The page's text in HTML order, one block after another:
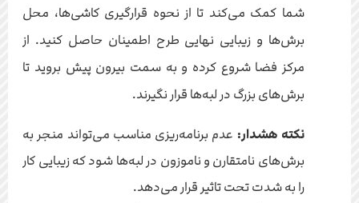
شما کمک می‌کند تا از نحوه قرارگیری کاشی‌ها، محل
برش‌ها و زیبایی نهایی طرح اطمینان حاصل کنید. از
مرکز فضا شروع کرده و به سمت بیرون پیش بروید تا
برش‌های بزرگ در لبه‌ها قرار نگیرند.
نکته هشدار: عدم برنامه‌ریزی مناسب می‌تواند منجر به
برش‌های نامتقارن و ناموزون در لبه‌ها شود که زیبایی کار
را به شدت تحت تاثیر قرار می‌دهد.